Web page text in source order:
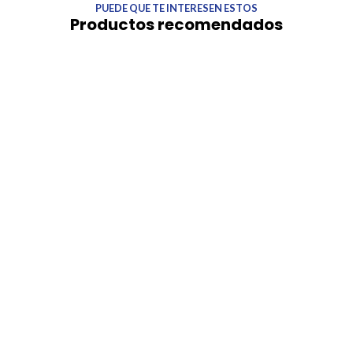
PUEDE QUE TE INTERESEN ESTOS
Productos recomendados